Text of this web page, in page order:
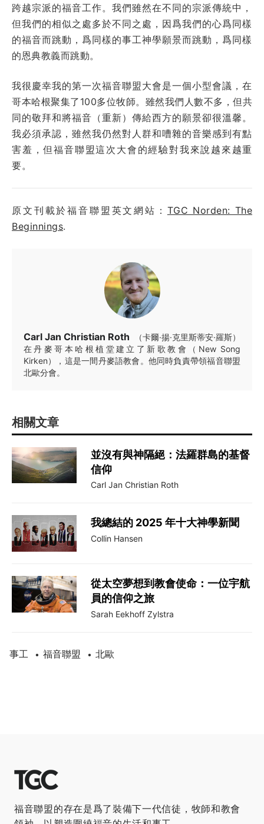
跨越宗派的福音工作。我們雖然在不同的宗派傳統中，
但我們的相似之處多於不同之處，因爲我們的心爲同樣
的福音而跳動，爲同樣的事工神學願景而跳動，爲同樣
的恩典教義而跳動。
我很慶幸我的第一次福音聯盟大會是一個小型會議，在
哥本哈根聚集了100多位牧師。雖然我們人數不多，但共
同的敬拜和將福音（重新）傳給西方的願景卻很溫馨。
我必須承認，雖然我仍然對人群和嘈雜的音樂感到有點
害羞，但福音聯盟這次大會的經驗對我來說越來越重
要。
原文刊載於福音聯盟英文網站： TGC Norden: The
Beginnings.
Carl Jan Christian Roth
（卡爾·揚·克里斯蒂安·羅斯）
在丹麥哥本哈根植堂建立了新歌教會（New Song
Kirken），這是一間丹麥語教會。他同時負責帶領福音聯盟
北歐分會。
相關文章
並沒有與神隔絕：法羅群島的基督
信仰
Carl Jan Christian Roth
我總結的 2025 年十大神學新聞
Collin Hansen
從太空夢想到教會使命：一位宇航
員的信仰之旅
Sarah Eekhoff Zylstra
事工 • 福音聯盟 • 北歐
福音聯盟的存在是爲了裝備下一代信徒，牧師和教會